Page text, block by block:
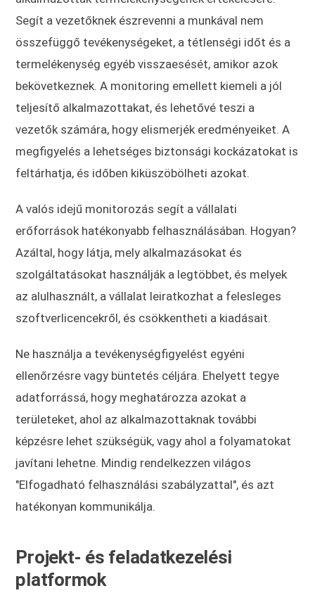
Segít a vezetőknek észrevenni a munkával nem
összefüggő tevékenységeket, a tétlenségi időt és a
termelékenység egyéb visszaesését, amikor azok
bekövetkeznek. A monitoring emellett kiemeli a jól
teljesítő alkalmazottakat, és lehetővé teszi a
vezetők számára, hogy elismerjék eredményeiket. A
megfigyelés a lehetséges biztonsági kockázatokat is
feltárhatja, és időben kiküszöbölheti azokat.
A valós idejű monitorozás segít a vállalati
erőforrások hatékonyabb felhasználásában. Hogyan?
Azáltal, hogy látja, mely alkalmazásokat és
szolgáltatásokat használják a legtöbbet, és melyek
az alulhasznált, a vállalat leiratkozhat a felesleges
szoftverlicencekről, és csökkentheti a kiadásait.
Ne használja a tevékenységfigyelést egyéni
ellenőrzésre vagy büntetés céljára. Ehelyett tegye
adatforrássá, hogy meghatározza azokat a
területeket, ahol az alkalmazottaknak további
képzésre lehet szükségük, vagy ahol a folyamatokat
javítani lehetne. Mindig rendelkezzen világos
"Elfogadható felhasználási szabályzattal", és azt
hatékonyan kommunikálja.
Projekt- és feladatkezelési
platformok